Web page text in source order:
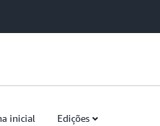
inicial Edições